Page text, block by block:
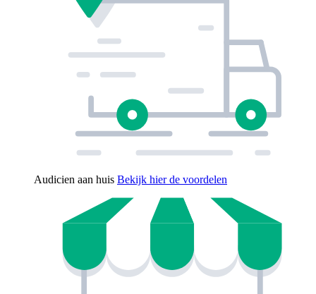
Audicien aan huis Bekijk hier de voordelen